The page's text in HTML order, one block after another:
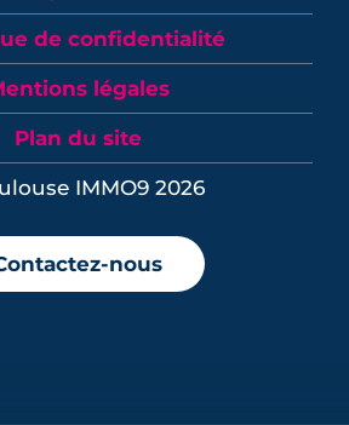
de confidentialité
légales
Plan du site
IMMO9 2026
nous